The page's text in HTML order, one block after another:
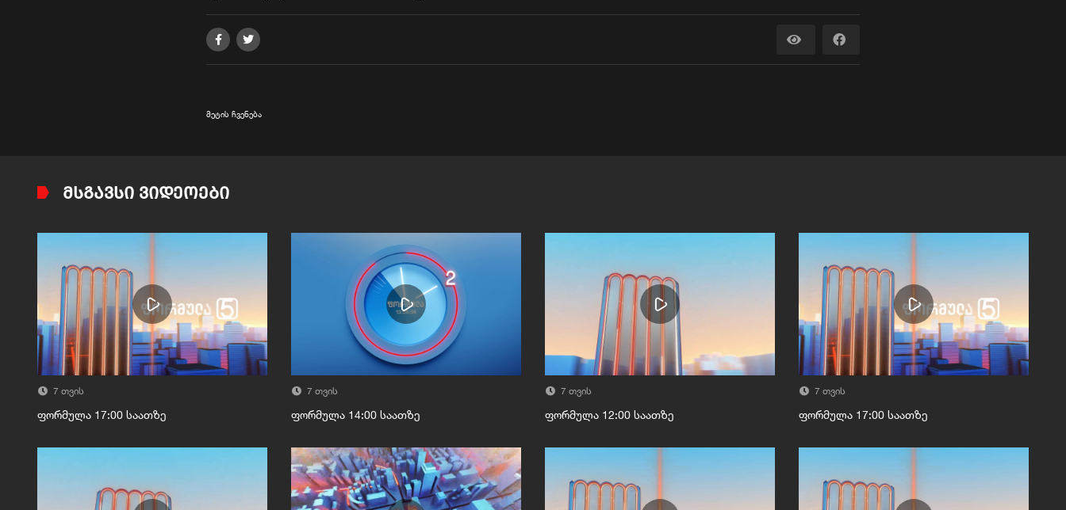
მეტის ჩვენება
ᲛᲡᲒᲐᲕᲡᲘ ᲕᲘᲓᲔᲝᲔᲑᲘ
7 თვის
ფორმულა 17:00 საათზე
7 თვის
ფორმულა 14:00 საათზე
7 თვის
ფორმულა 12:00 საათზე
7 თვის
ფორმულა 17:00 საათზე